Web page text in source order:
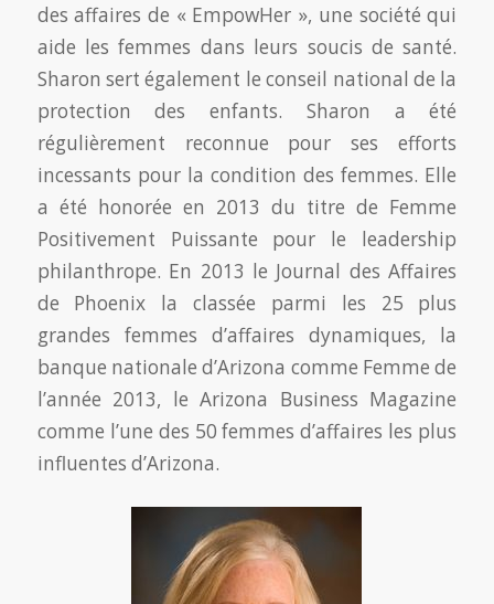
des affaires de « EmpowHer », une société qui
aide les femmes dans leurs soucis de santé.
Sharon sert également le conseil national de la
protection des enfants. Sharon a été
régulièrement reconnue pour ses efforts
incessants pour la condition des femmes. Elle
a été honorée en 2013 du titre de Femme
Positivement Puissante pour le leadership
philanthrope. En 2013 le Journal des Affaires
de Phoenix la classée parmi les 25 plus
grandes femmes d’affaires dynamiques, la
banque nationale d’Arizona comme Femme de
l’année 2013, le Arizona Business Magazine
comme l’une des 50 femmes d’affaires les plus
influentes d’Arizona.